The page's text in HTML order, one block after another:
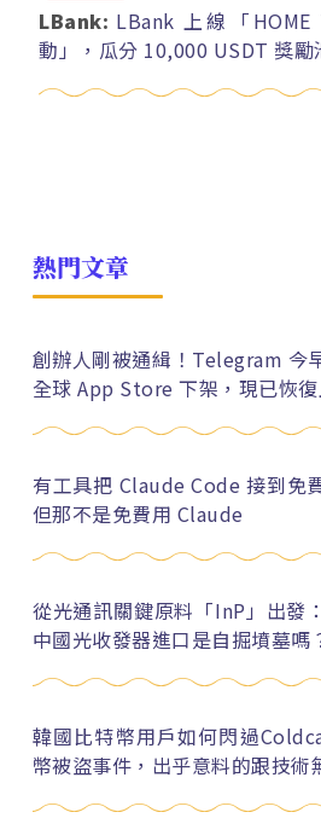
LBank: LBank 上線「HOME
動」，瓜分 10,000 USDT 獎勵
熱門文章
創辦人剛被通緝！Telegram 今
全球 App Store 下架，現已恢
有工具把 Claude Code 接到免
但那不是免費用 Claude
從光通訊關鍵原料「InP」出發
中國光收發器進口是自掘墳墓嗎
韓國比特幣用戶如何閃過
幣被盜事件，出乎意料的跟技術